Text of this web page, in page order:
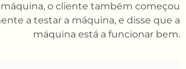
máquina, o cliente também começou
a testar a máquina, e disse que a
máquina está a funcionar bem.